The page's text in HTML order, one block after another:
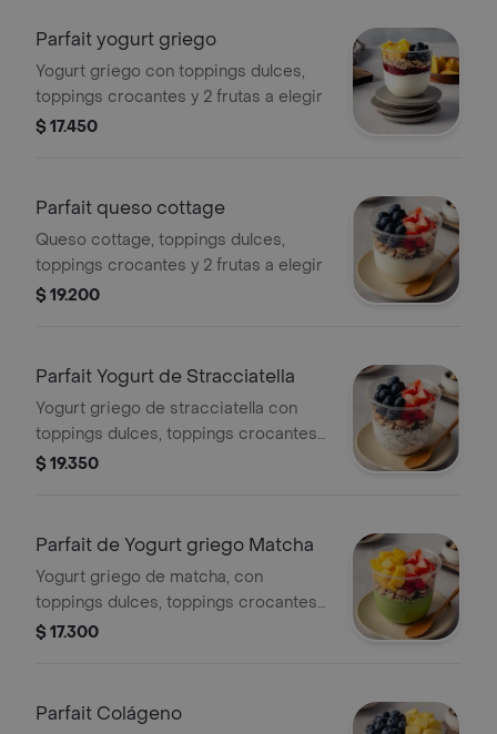
Parfait yogurt griego
Yogurt griego con toppings dulces,
toppings crocantes y 2 frutas a elegir
$ 17.450
Parfait queso cottage
Queso cottage, toppings dulces,
toppings crocantes y 2 frutas a elegir
$ 19.200
Parfait Yogurt de Stracciatella
Yogurt griego de stracciatella con
toppings dulces, toppings crocantes
y 2 frutas a elegir
$ 19.350
Parfait de Yogurt griego Matcha
Yogurt griego de matcha, con
toppings dulces, toppings crocantes
y 2 frutas a elegir
$ 17.300
Parfait Colágeno